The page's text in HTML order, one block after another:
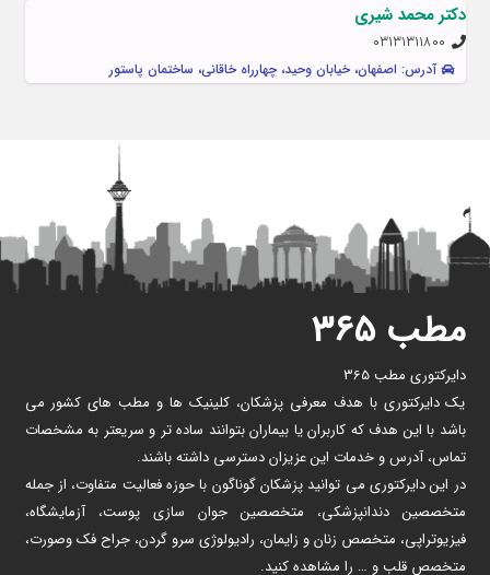
دکتر محمد شیری
۰۳۱۳۱۳۱۱۸۰۰
آدرس: اصفهان، خیابان وحید، چهارراه خاقانی، ساختمان پاستور
مطب ۳۶۵
دایرکتوری مطب 365
یک دایرکتوری با هدف معرفی پزشکان، کلینیک ها و مطب های کشور می
باشد با این هدف که کاربران یا بیماران بتوانند ساده تر و سریعتر به مشخصات
تماس، آدرس و خدمات این عزیزان دسترسی داشته باشند.
در این دایرکتوری می توانید پزشکان گوناگون با حوزه فعالیت متفاوت، از جمله
متخصصین دندانپزشکی، متخصصین جوان سازی پوست، آزمایشگاه،
فیزیوتراپی، متخصص زنان و زایمان، رادیولوژی سرو گردن، جراح فک وصورت،
متخصص قلب و … را مشاهده کنید.